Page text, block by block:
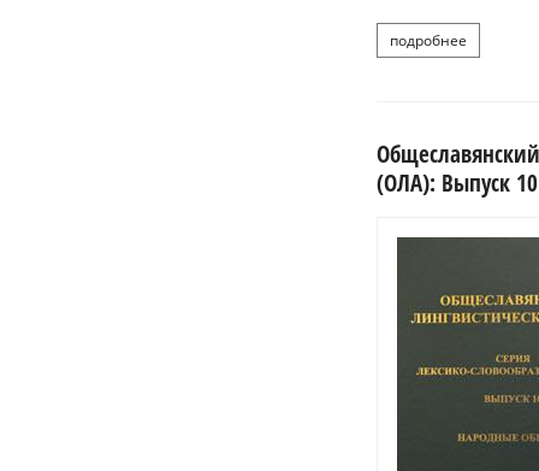
подробнее
(ОЛА): Выпуск